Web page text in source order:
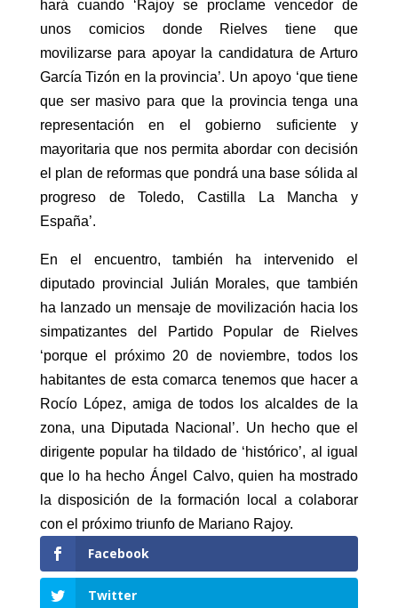
hará cuando ‘Rajoy se proclame vencedor de
unos comicios donde Rielves tiene que
movilizarse para apoyar la candidatura de Arturo
García Tizón en la provincia’. Un apoyo ‘que tiene
que ser masivo para que la provincia tenga una
representación en el gobierno suficiente y
mayoritaria que nos permita abordar con decisión
el plan de reformas que pondrá una base sólida al
progreso de Toledo, Castilla La Mancha y
España’.
En el encuentro, también ha intervenido el
diputado provincial Julián Morales, que también
ha lanzado un mensaje de movilización hacia los
simpatizantes del Partido Popular de Rielves
‘porque el próximo 20 de noviembre, todos los
habitantes de esta comarca tenemos que hacer a
Rocío López, amiga de todos los alcaldes de la
zona, una Diputada Nacional’. Un hecho que el
dirigente popular ha tildado de ‘histórico’, al igual
que lo ha hecho Ángel Calvo, quien ha mostrado
la disposición de la formación local a colaborar
con el próximo triunfo de Mariano Rajoy.
Facebook
Twitter